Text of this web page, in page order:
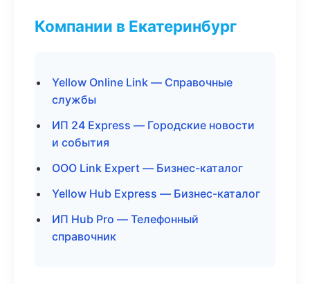
Компании в Екатеринбург
Yellow Online Link — Справочные
службы
ИП 24 Express — Городские новости
и события
ООО Link Expert — Бизнес-каталог
Yellow Hub Express — Бизнес-каталог
ИП Hub Pro — Телефонный
справочник